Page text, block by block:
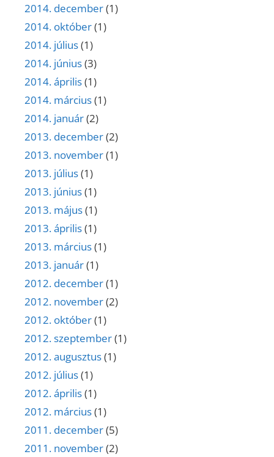
2014. december(1)
2014. október(1)
2014. július(1)
2014. június(3)
2014. április(1)
2014. március(1)
2014. január(2)
2013. december(2)
2013. november(1)
2013. július(1)
2013. június(1)
2013. május(1)
2013. április(1)
2013. március(1)
2013. január(1)
2012. december(1)
2012. november(2)
2012. október(1)
2012. szeptember(1)
2012. augusztus(1)
2012. július(1)
2012. április(1)
2012. március(1)
2011. december(5)
2011. november(2)